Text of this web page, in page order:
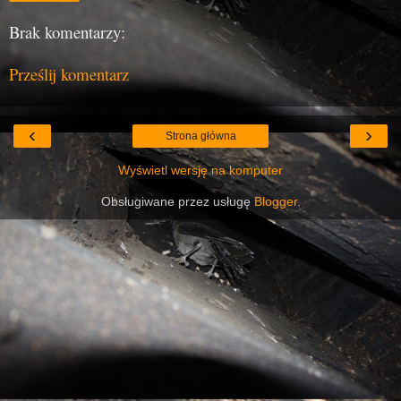
Brak komentarzy:
Prześlij komentarz
‹ ›
Strona główna
Wyświetl wersję na komputer
Obsługiwane przez usługę Blogger.